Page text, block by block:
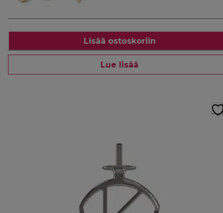
Lisää ostoskoriin
Lue lisää